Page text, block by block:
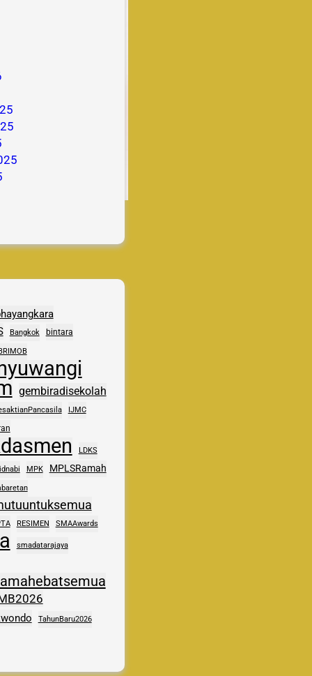
Bangkok bintara
gembiradisekolah
IJMC
LDKS
MPK MPLSRamah
RESIMEN SMAAwards
smadatarajaya
TahunBaru2026